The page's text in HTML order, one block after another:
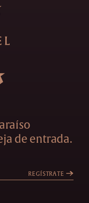
de entrada.
REGÍSTRATE